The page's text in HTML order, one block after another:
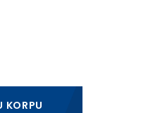
KORPU